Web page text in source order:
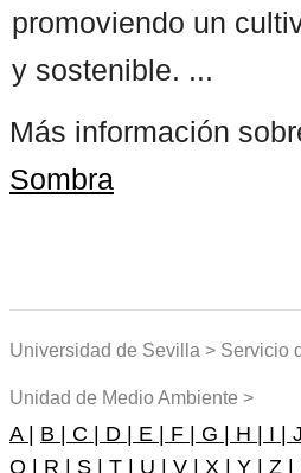
promoviendo un
y sostenible. ...
Más información
Sombra
Universidad de Sevilla > Servicio
Unidad de Medio Ambiente >
A | B | C | D | E | F | G | H | I |
Q | R | S | T | U | V | X | Y | Z |